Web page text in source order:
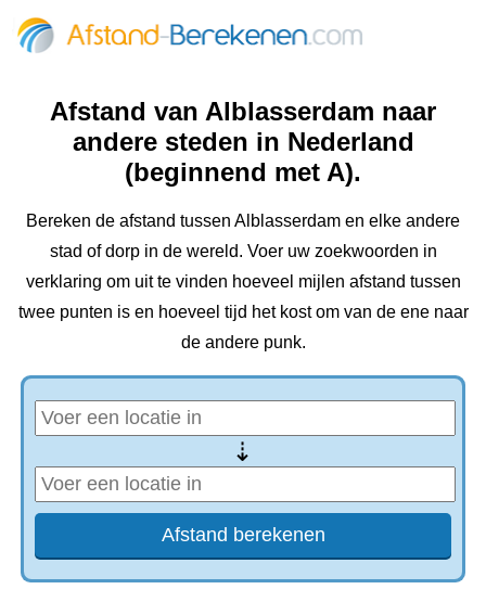
Afstand van Alblasserdam naar
andere steden in Nederland
(beginnend met A).
Bereken de afstand tussen Alblasserdam en elke andere
stad of dorp in de wereld. Voer uw zoekwoorden in
verklaring om uit te vinden hoeveel mijlen afstand tussen
twee punten is en hoeveel tijd het kost om van de ene naar
de andere punk.
⇢